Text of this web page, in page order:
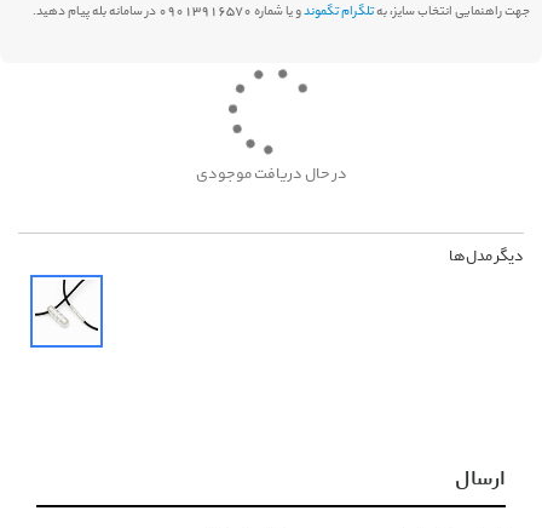
جهت راهنمایی انتخاب سایز، بهتلگرام تگموندو یا شماره 09013916570 در سامانه بله پیام دهید.
در حال دریافت موجودی
دیگر مدل‌ها
ارسال